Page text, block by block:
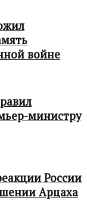
войне
министру
России
Арцаха